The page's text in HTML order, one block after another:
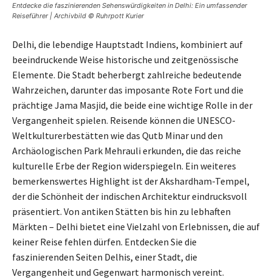
Entdecke die faszinierenden Sehenswürdigkeiten in Delhi: Ein umfassender
Reiseführer | Archivbild © Ruhrpott Kurier
Delhi, die lebendige Hauptstadt Indiens, kombiniert auf
beeindruckende Weise historische und zeitgenössische
Elemente. Die Stadt beherbergt zahlreiche bedeutende
Wahrzeichen, darunter das imposante Rote Fort und die
prächtige Jama Masjid, die beide eine wichtige Rolle in der
Vergangenheit spielen. Reisende können die UNESCO-
Weltkulturerbestätten wie das Qutb Minar und den
Archäologischen Park Mehrauli erkunden, die das reiche
kulturelle Erbe der Region widerspiegeln. Ein weiteres
bemerkenswertes Highlight ist der Akshardham-Tempel,
der die Schönheit der indischen Architektur eindrucksvoll
präsentiert. Von antiken Stätten bis hin zu lebhaften
Märkten – Delhi bietet eine Vielzahl von Erlebnissen, die auf
keiner Reise fehlen dürfen. Entdecken Sie die
faszinierenden Seiten Delhis, einer Stadt, die
Vergangenheit und Gegenwart harmonisch vereint.